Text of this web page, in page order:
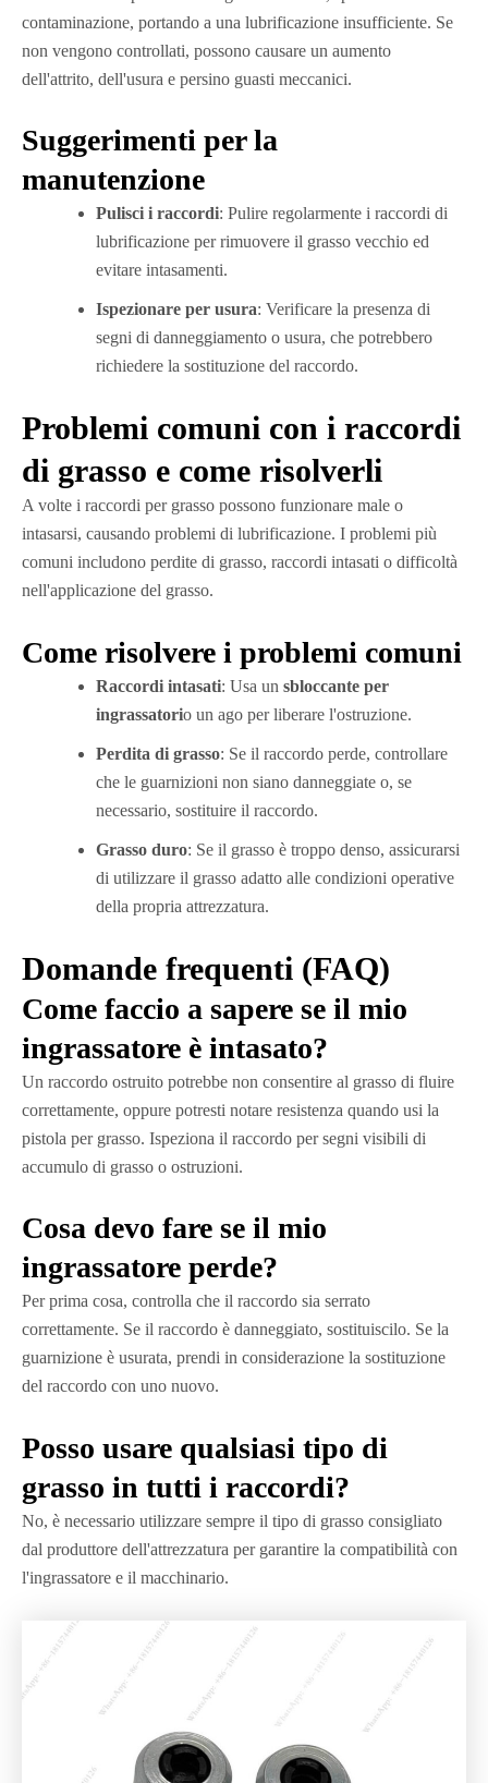
contaminazione, portando a una lubrificazione insufficiente. Se
non vengono controllati, possono causare un aumento
dell'attrito, dell'usura e persino guasti meccanici.
Suggerimenti per la
manutenzione
Pulisci i raccordi: Pulire regolarmente i raccordi di
lubrificazione per rimuovere il grasso vecchio ed
evitare intasamenti.
Ispezionare per usura: Verificare la presenza di
segni di danneggiamento o usura, che potrebbero
richiedere la sostituzione del raccordo.
Problemi comuni con i raccordi
di grasso e come risolverli
A volte i raccordi per grasso possono funzionare male o
intasarsi, causando problemi di lubrificazione. I problemi più
comuni includono perdite di grasso, raccordi intasati o difficoltà
nell'applicazione del grasso.
Come risolvere i problemi comuni
Raccordi intasati: Usa un sbloccante per
ingrassatorio un ago per liberare l'ostruzione.
Perdita di grasso: Se il raccordo perde, controllare
che le guarnizioni non siano danneggiate o, se
necessario, sostituire il raccordo.
Grasso duro: Se il grasso è troppo denso, assicurarsi
di utilizzare il grasso adatto alle condizioni operative
della propria attrezzatura.
Domande frequenti (FAQ)
Come faccio a sapere se il mio
ingrassatore è intasato?
Un raccordo ostruito potrebbe non consentire al grasso di fluire
correttamente, oppure potresti notare resistenza quando usi la
pistola per grasso. Ispeziona il raccordo per segni visibili di
accumulo di grasso o ostruzioni.
Cosa devo fare se il mio
ingrassatore perde?
Per prima cosa, controlla che il raccordo sia serrato
correttamente. Se il raccordo è danneggiato, sostituiscilo. Se la
guarnizione è usurata, prendi in considerazione la sostituzione
del raccordo con uno nuovo.
Posso usare qualsiasi tipo di
grasso in tutti i raccordi?
No, è necessario utilizzare sempre il tipo di grasso consigliato
dal produttore dell'attrezzatura per garantire la compatibilità con
l'ingrassatore e il macchinario.